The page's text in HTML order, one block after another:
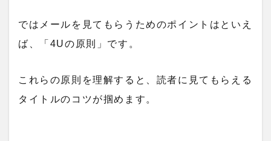
ではメールを見てもらうためのポイントはといえ
ば、「 4Uの原則 」です。
これらの原則を理解すると、読者に見てもらえる
タイトルのコツが掴めます。